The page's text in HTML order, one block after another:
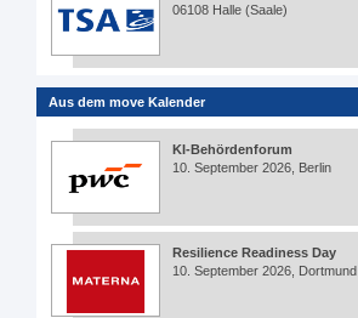
06108 Halle (Saale)
Aus dem move Kalender
KI-Behördenforum
10. September 2026, Berlin
Resilience Readiness Day
10. September 2026, Dortmund